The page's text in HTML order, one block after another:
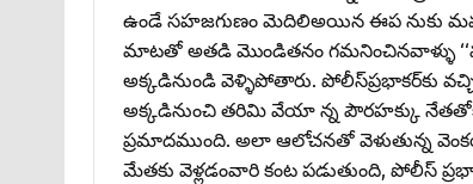
ఉండే సహజగుణం మెదిలిఅయిన ఈప నుకు
మాటతో అతడి మొండితనం గమనించినవాళ్ళు
అక్కడినుండి వెళ్ళిపోతారు. పోలీస్‌ప్రభాకర్‌కు
అక్కడినుంచి తరిమి వేయా న్న పౌరహక్కు
ప్రమాదముంది. అలా ఆలోచనతో వెళుతున్న
మేతకు వెళ్లడంవారి కంట పడుతుంది, పోలీస్‌